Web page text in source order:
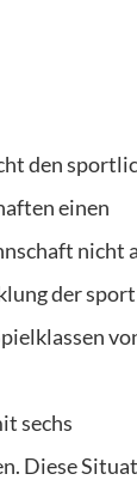
den
einen
nicht
der
sechs
Diese